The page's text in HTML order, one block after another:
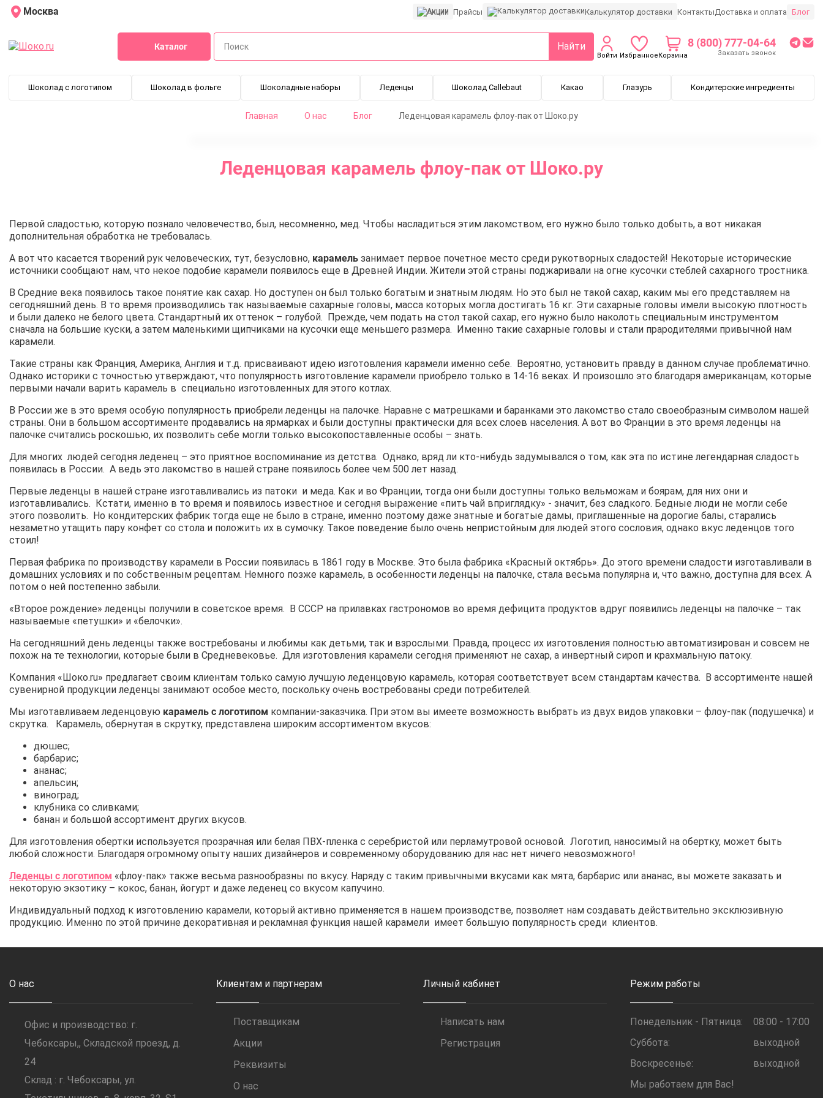
Москва Акции Прайсы Калькулятор доставки КонтактыДоставка и оплата Блог
Каталог Найти
Войти ИзбранноеКорзина
8 (800) 777-04-64
Заказать звонок
Шоколад с логотипом Шоколад в фольге Шоколадные наборы Леденцы Шоколад Callebaut Какао Глазурь Кондитерские ингредиенты
Главная О нас Блог Леденцовая карамель флоу-пак от Шоко.ру
Леденцовая карамель флоу-пак от Шоко.ру
Первой сладостью, которую познало человечество, был, несомненно, мед. Чтобы насладиться этим лакомством, его нужно было только добыть, а вот никакая
дополнительная обработка не требовалась.
А вот что касается творений рук человеческих, тут, безусловно, карамель занимает первое почетное место среди рукотворных сладостей! Некоторые исторические
источники сообщают нам, что некое подобие карамели появилось еще в Древней Индии. Жители этой страны поджаривали на огне кусочки стеблей сахарного тростника.
В Средние века появилось такое понятие как сахар. Но доступен он был только богатым и знатным людям. Но это был не такой сахар, каким мы его представляем на
сегодняшний день. В то время производились так называемые сахарные головы, масса которых могла достигать 16 кг. Эти сахарные головы имели высокую плотность
и были далеко не белого цвета. Стандартный их оттенок – голубой. Прежде, чем подать на стол такой сахар, его нужно было наколоть специальным инструментом
сначала на большие куски, а затем маленькими щипчиками на кусочки еще меньшего размера. Именно такие сахарные головы и стали прародителями привычной нам
карамели.
Такие страны как Франция, Америка, Англия и т.д. присваивают идею изготовления карамели именно себе. Вероятно, установить правду в данном случае проблематично.
Однако историки с точностью утверждают, что популярность изготовление карамели приобрело только в 14-16 веках. И произошло это благодаря американцам, которые
первыми начали варить карамель в специально изготовленных для этого котлах.
В России же в это время особую популярность приобрели леденцы на палочке. Наравне с матрешками и баранками это лакомство стало своеобразным символом нашей
страны. Они в большом ассортименте продавались на ярмарках и были доступны практически для всех слоев населения. А вот во Франции в это время леденцы на
палочке считались роскошью, их позволить себе могли только высокопоставленные особы – знать.
Для многих людей сегодня леденец – это приятное воспоминание из детства. Однако, вряд ли кто-нибудь задумывался о том, как эта по истине легендарная сладость
появилась в России. А ведь это лакомство в нашей стране появилось более чем 500 лет назад.
Первые леденцы в нашей стране изготавливались из патоки и меда. Как и во Франции, тогда они были доступны только вельможам и боярам, для них они и
изготавливались. Кстати, именно в то время и появилось известное и сегодня выражение «пить чай вприглядку» - значит, без сладкого. Бедные люди не могли себе
этого позволить. Но кондитерских фабрик тогда еще не было в стране, именно поэтому даже знатные и богатые дамы, приглашенные на дорогие балы, старались
незаметно утащить пару конфет со стола и положить их в сумочку. Такое поведение было очень непристойным для людей этого сословия, однако вкус леденцов того
стоил!
Первая фабрика по производству карамели в России появилась в 1861 году в Москве. Это была фабрика «Красный октябрь». До этого времени сладости изготавливали в
домашних условиях и по собственным рецептам. Немного позже карамель, в особенности леденцы на палочке, стала весьма популярна и, что важно, доступна для всех. А
потом о ней постепенно забыли.
«Второе рождение» леденцы получили в советское время. В СССР на прилавках гастрономов во время дефицита продуктов вдруг появились леденцы на палочке – так
называемые «петушки» и «белочки».
На сегодняшний день леденцы также востребованы и любимы как детьми, так и взрослыми. Правда, процесс их изготовления полностью автоматизирован и совсем не
похож на те технологии, которые были в Средневековье. Для изготовления карамели сегодня применяют не сахар, а инвертный сироп и крахмальную патоку.
Компания «Шоко.ru» предлагает своим клиентам только самую лучшую леденцовую карамель, которая соответствует всем стандартам качества. В ассортименте нашей
сувенирной продукции леденцы занимают особое место, поскольку очень востребованы среди потребителей.
Мы изготавливаем леденцовую карамель с логотипом компании-заказчика. При этом вы имеете возможность выбрать из двух видов упаковки – флоу-пак (подушечка) и
скрутка. Карамель, обернутая в скрутку, представлена широким ассортиментом вкусов:
дюшес;
барбарис;
ананас;
апельсин;
виноград;
клубника со сливками;
банан и большой ассортимент других вкусов.
Для изготовления обертки используется прозрачная или белая ПВХ-пленка с серебристой или перламутровой основой. Логотип, наносимый на обертку, может быть
любой сложности. Благодаря огромному опыту наших дизайнеров и современному оборудованию для нас нет ничего невозможного!
Леденцы с логотипом «флоу-пак» также весьма разнообразны по вкусу. Наряду с таким привычными вкусами как мята, барбарис или ананас, вы можете заказать и
некоторую экзотику – кокос, банан, йогурт и даже леденец со вкусом капучино.
Индивидуальный подход к изготовлению карамели, который активно применяется в нашем производстве, позволяет нам создавать действительно эксклюзивную
продукцию. Именно по этой причине декоративная и рекламная функция нашей карамели имеет большую популярность среди клиентов.
О нас
Офис и производство: г.
Чебоксары,, Складской проезд, д.
24
Склад : г. Чебоксары, ул.
Клиентам и партнерам
Поставщикам
Акции
Реквизиты
О нас
Личный кабинет
Написать нам
Регистрация
Режим работы
Понедельник - Пятница:
08:00 - 17:00
Суббота:
выходной
Воскресенье:
выходной
Мы работаем для Вас!